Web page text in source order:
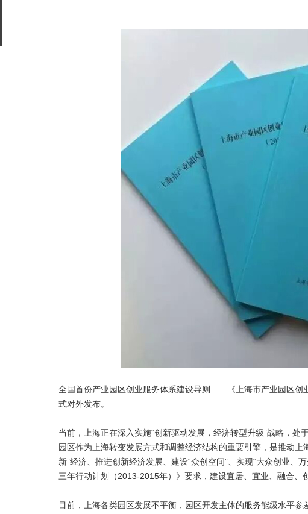
全国首份产业园区创业服务体系建设导则——《上海市产业园区创
式对外发布。
当前，上海正在深入实施“创新驱动发展，经济转型升级”战略，
园区作为上海转变发展方式和调整经济结构的重要引擎，是推动
新”经济、推进创新经济发展、建设“众创空间”、实现“大众创业、
三年行动计划（2013-2015年）》要求，建设宜居、宜业、融合、
目前，上海各类园区发展不平衡，园区开发主体的服务能级水平